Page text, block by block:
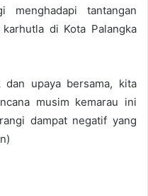
menghadapi tantangan
di Kota Palangka
dan upaya bersama, kita
musim kemarau ini
dampat negatif yang